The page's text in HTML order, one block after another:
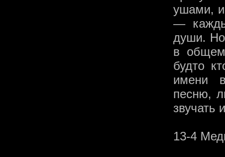
ушами, и
—
души. Но
в общем
будто
имени
песню,
звучать
13-4